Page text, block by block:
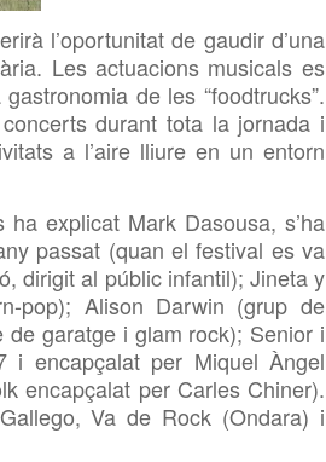
l’oportunitat de gaudir d’una
Les actuacions musicals es
de les “foodtrucks”.
durant tota la jornada i
a l’aire lliure en un entorn
ha explicat Mark Dasousa, s’ha
passat (quan el festival es va
dirigit al públic infantil); Jineta y
pop); Alison Darwin (grup de
de garatge i glam rock); Senior i
i encapçalat per Miquel Àngel
encapçalat per Carles Chiner).
Va de Rock (Ondara) i